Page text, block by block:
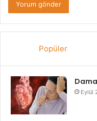
Popüler
Eylül